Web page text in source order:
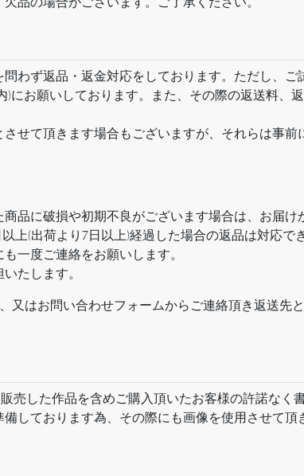
わず返品・返金対応をしております。ただし、
にお願いしております。また、その際の返送料、
せて頂きます場合もございますが、それらは事前
品に破損や初期不良がございます場合は、お届け
(出荷より7日以上)経過した場合の返品は対応で
一度ご連絡をお願いします。
たします。
又はお問い合わせフォームからご連絡頂き返送先
売した作品を含めご購入頂いたお客様の許諾なく
しております為、その際にも画像を使用させて頂